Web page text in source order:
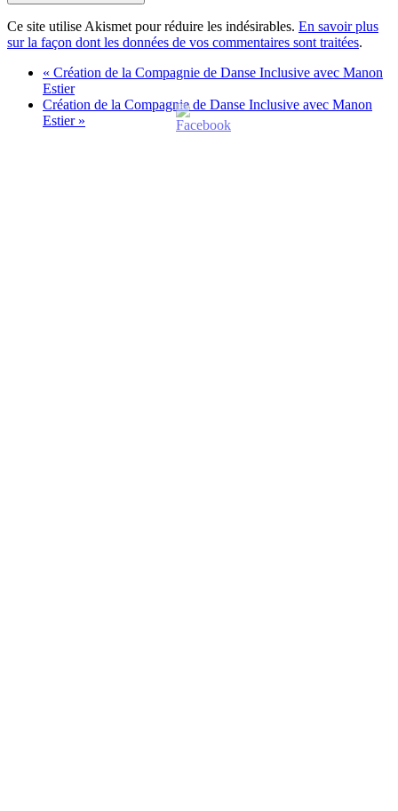
Ce site utilise Akismet pour réduire les indésirables. En savoir plus
sur la façon dont les données de vos commentaires sont traitées.
« Création de la Compagnie de Danse Inclusive avec Manon
Estier
Création de la Compagnie de Danse Inclusive avec Manon
Estier »